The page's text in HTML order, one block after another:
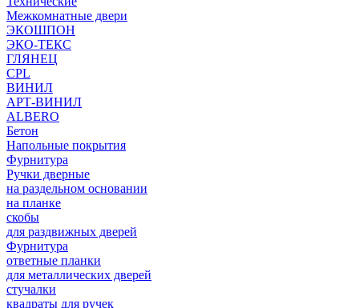
Межкомнатные двери
ЭКОШПОН
ЭКО-ТЕКС
ГЛЯНЕЦ
CPL
ВИНИЛ
АРТ-ВИНИЛ
ALBERO
Бетон
Напольные покрытия
Фурнитура
Ручки дверные
на раздельном основании
на планке
скобы
для раздвижных дверей
Фурнитура
ответные планки
для металлических дверей
стучалки
квадраты для ручек